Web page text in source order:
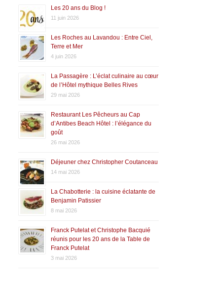
Les 20 ans du Blog !
11 juin 2026
Les Roches au Lavandou : Entre Ciel,
Terre et Mer
4 juin 2026
La Passagère : L’éclat culinaire au cœur
de l’Hôtel mythique Belles Rives
29 mai 2026
Restaurant Les Pêcheurs au Cap
d’Antibes Beach Hôtel : l’élégance du
goût
26 mai 2026
Déjeuner chez Christopher Coutanceau
14 mai 2026
La Chabotterie : la cuisine éclatante de
Benjamin Patissier
8 mai 2026
Franck Putelat et Christophe Bacquié
réunis pour les 20 ans de la Table de
Franck Putelat
3 mai 2026